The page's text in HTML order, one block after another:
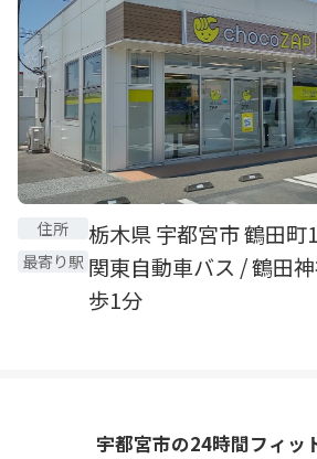
住所 栃木県 宇都宮市 鶴田
最寄り駅 関東自動車バス / 鶴
歩1分
宇都宮市の24時間フィッ